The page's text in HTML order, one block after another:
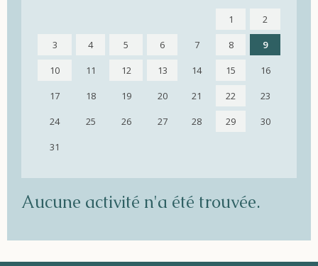
1
2
3
4 5 6 7 8
9
10
11 12 13 14 15
16
17
18 19 20 21 22
23
24
25 26 27 28 29
30
31
Aucune activité n'a été trouvée.